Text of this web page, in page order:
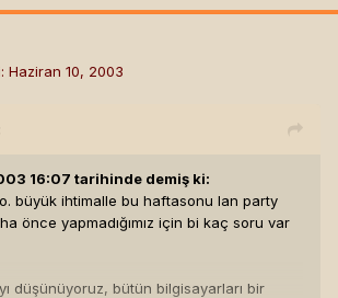
Haziran 10, 2003
16:07 tarihinde demiş ki:
büyük ihtimalle bu haftasonu lan party
önce yapmadığımız için bi kaç soru var
düşünüyoruz, bütün bilgisayarları bir